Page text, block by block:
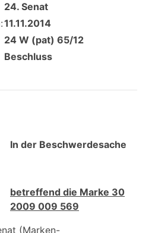
24. Senat
11.11.2014
24 W (pat) 65/12
Beschluss
In der Beschwerdesache
betreffend die Marke 30
2009 009 569
(Marken-